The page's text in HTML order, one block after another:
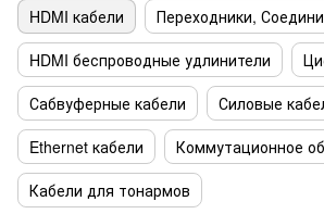
HDMI кабели
Переходники,
HDMI беспроводные удлинители
Сабвуферные кабели
Силовые
Ethernet кабели
Коммутационное
Кабели для тонармов